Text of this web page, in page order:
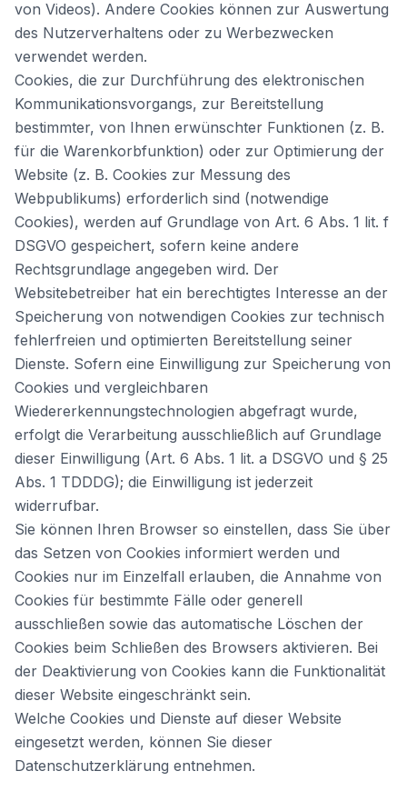
von Videos). Andere Cookies können zur Auswertung
des Nutzerverhaltens oder zu Werbezwecken
verwendet werden.
Cookies, die zur Durchführung des elektronischen
Kommunikationsvorgangs, zur Bereitstellung
bestimmter, von Ihnen erwünschter Funktionen (z. B.
für die Warenkorbfunktion) oder zur Optimierung der
Website (z. B. Cookies zur Messung des
Webpublikums) erforderlich sind (notwendige
Cookies), werden auf Grundlage von Art. 6 Abs. 1 lit. f
DSGVO gespeichert, sofern keine andere
Rechtsgrundlage angegeben wird. Der
Websitebetreiber hat ein berechtigtes Interesse an der
Speicherung von notwendigen Cookies zur technisch
fehlerfreien und optimierten Bereitstellung seiner
Dienste. Sofern eine Einwilligung zur Speicherung von
Cookies und vergleichbaren
Wiedererkennungstechnologien abgefragt wurde,
erfolgt die Verarbeitung ausschließlich auf Grundlage
dieser Einwilligung (Art. 6 Abs. 1 lit. a DSGVO und § 25
Abs. 1 TDDDG); die Einwilligung ist jederzeit
widerrufbar.
Sie können Ihren Browser so einstellen, dass Sie über
das Setzen von Cookies informiert werden und
Cookies nur im Einzelfall erlauben, die Annahme von
Cookies für bestimmte Fälle oder generell
ausschließen sowie das automatische Löschen der
Cookies beim Schließen des Browsers aktivieren. Bei
der Deaktivierung von Cookies kann die Funktionalität
dieser Website eingeschränkt sein.
Welche Cookies und Dienste auf dieser Website
eingesetzt werden, können Sie dieser
Datenschutzerklärung entnehmen.